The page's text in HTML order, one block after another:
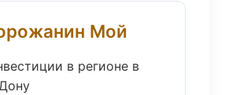
Мой
в регионе в